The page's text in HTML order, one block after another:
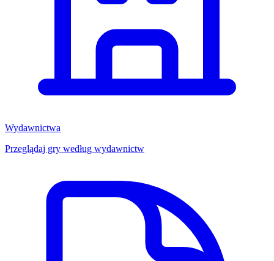
Wydawnictwa
Przeglądaj gry według wydawnictw